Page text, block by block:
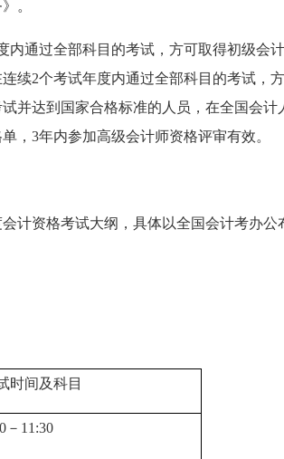
。
内通过全部科目的考试，方可取得初级会计
续2个考试年度内通过全部科目的考试，方
试并达到国家合格标准的人员，在全国会计
，3年内参加高级会计师资格评审有效。
计资格考试大纲，具体以全国会计考办公
时间及科目
－11:30